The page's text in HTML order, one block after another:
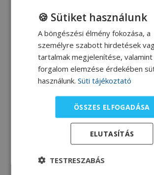
„Ketogén görögsali”
🍪 Sütiket használunk
A böngészési élmény fokozása, a
személyre szabott hirdetések
tartalmak megjelenítése, valamint
forgalom elemzése érdekében
használunk. Süti tájékoztató
ÖSSZES ELFOGADÁSA
ELUTASÍTÁS
TESTRESZABÁS